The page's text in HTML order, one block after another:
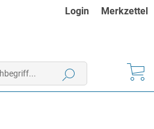
Login Merkzettel